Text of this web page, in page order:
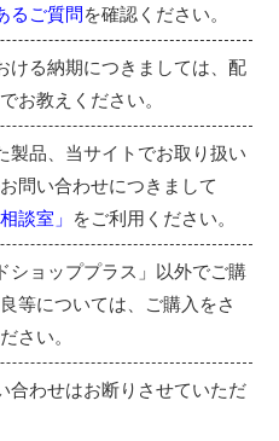
るご質問を確認ください。
ける納期につきましては、配
お教えください。
製品、当サイトでお取り扱い
問い合わせにつきまして
談室」 をご利用ください。
ショッププラス」以外でご購
等については、ご購入をさ
さい。
合わせはお断りさせていただ